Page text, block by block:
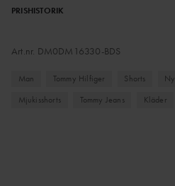
PRISHISTORIK
Art.nr. DM0DM16330-BDS
Man Tommy Hilfiger Shorts
Mjukisshorts
Tommy Jeans Kläder